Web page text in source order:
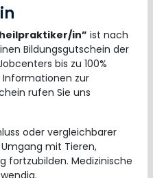
in” ist nach
Bildungsgutschein der
bis zu 100%
Informationen zur
rufen Sie uns
oder vergleichbarer
mit Tieren,
fortzubilden. Medizinische